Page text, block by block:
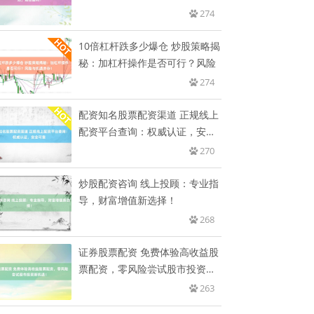
274
10倍杠杆跌多少爆仓 炒股策略揭
秘：加杠杆操作是否可行？风险
274
配资知名股票配资渠道 正规线上
配资平台查询：权威认证，安全
270
炒股配资咨询 线上投顾：专业指
导，财富增值新选择！
268
证券股票配资 免费体验高收益股
票配资，零风险尝试股市投资新
263